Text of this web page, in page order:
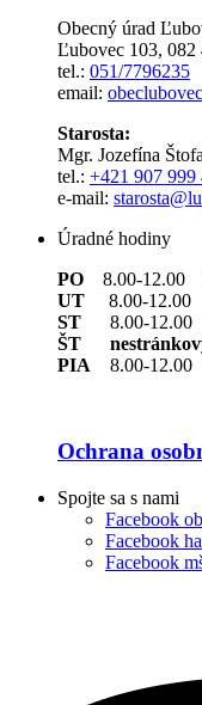
Obecný úrad
Ľubovec 103, 082
tel.: 051/7796235
email:
Starosta:
Mgr. Jozefína
tel.: +421 907 999
e-mail:
Úradné hodiny
PO 8.00-12.00
UT 8.00-
ST 8.00-
ŠT
PIA 8.00-12.00
Ochrana
Spojte sa s nami
Facebook
Facebook
Facebook